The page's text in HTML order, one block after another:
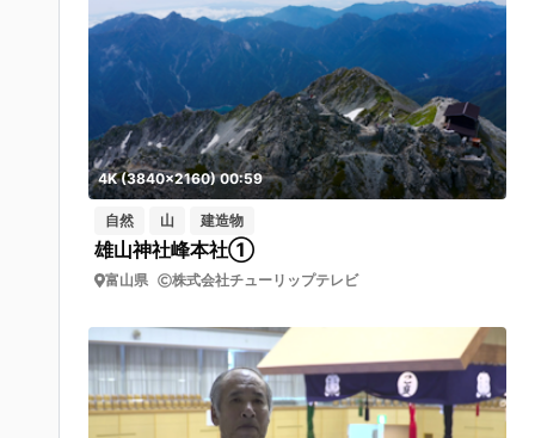
4K (3840x2160) 00:59
自然 山 建造物
雄山神社峰本社①
富山県 株式会社チューリップテレビ